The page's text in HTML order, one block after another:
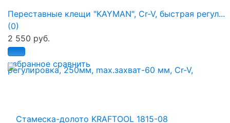
избранное сравнить
Переставные клещи "KAYMAN", Cr-V, быстрая регул...
(0)
2 550 руб.